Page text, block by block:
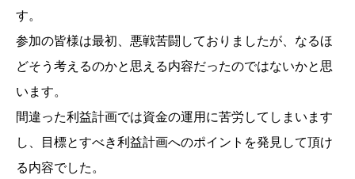
す。
参加の皆様は最初、悪戦苦闘しておりましたが、なるほ
どそう考えるのかと思える内容だったのではないかと思
います。
間違った利益計画では資金の運用に苦労してしまいます
し、目標とすべき利益計画へのポイントを発見して頂け
る内容でした。